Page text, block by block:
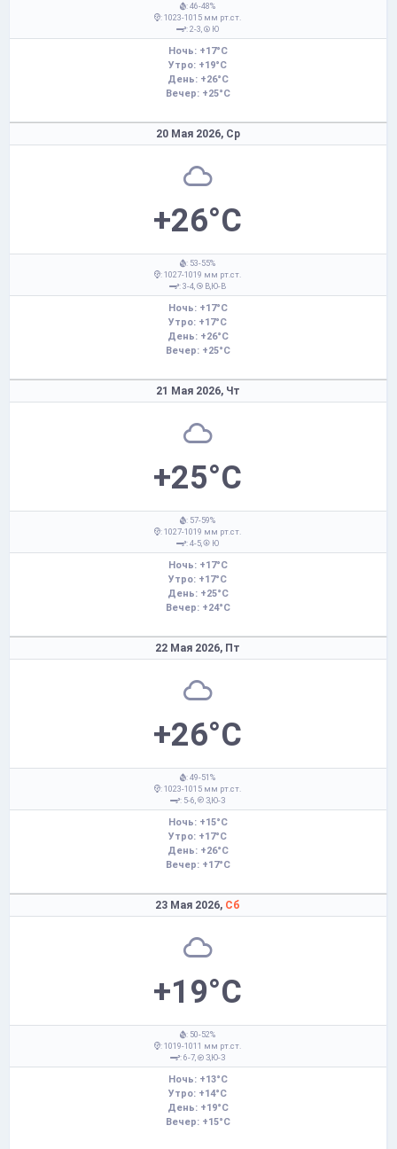
: 46-48%
: 1023-1015 мм рт.ст.
: 2-3,
Ю
Ночь: +17°C
Утро: +19°C
День: +26°C
Вечер: +25°C
20 Мая 2026, Ср
+26°C
: 53-55%
: 1027-1019 мм рт.ст.
: 3-4,
В,Ю-В
Ночь: +17°C
Утро: +17°C
День: +26°C
Вечер: +25°C
21 Мая 2026, Чт
+25°C
: 57-59%
: 1027-1019 мм рт.ст.
: 4-5,
Ю
Ночь: +17°C
Утро: +17°C
День: +25°C
Вечер: +24°C
22 Мая 2026, Пт
+26°C
: 49-51%
: 1023-1015 мм рт.ст.
: 5-6,
З,Ю-З
Ночь: +15°C
Утро: +17°C
День: +26°C
Вечер: +17°C
23 Мая 2026, Сб
+19°C
: 50-52%
: 1019-1011 мм рт.ст.
: 6-7,
З,Ю-З
Ночь: +13°C
Утро: +14°C
День: +19°C
Вечер: +15°C